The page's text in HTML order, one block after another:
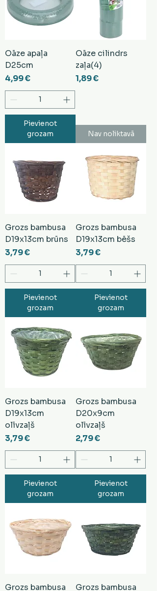
Oāze apaļa
D25cm
Cena
4,99 €
Pievienot
grozam
Oāze cilindrs
zaļa(4)
Cena
1,89 €
Nav noliktavā
Grozs bambusa
D19x13cm brūns
Cena
3,79 €
Pievienot
grozam
Grozs bambusa
D19x13cm bēšs
Cena
3,79 €
Pievienot
grozam
Grozs bambusa
D19x13cm
olīvzaļš
Cena
3,79 €
Pievienot
grozam
Grozs bambusa
D20x9cm
olīvzaļš
Cena
2,79 €
Pievienot
grozam
Grozs bambusa Grozs bambusa